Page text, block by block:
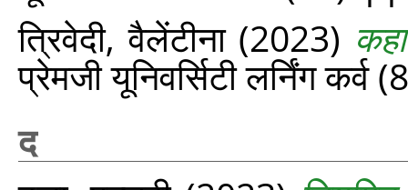
त्रिवेदी, वैलेंटीना(2023)
प्रेमजी यूनिवर्सिटी लर्निंग
द